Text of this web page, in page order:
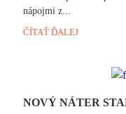
nápojmi z...
ČÍTAŤ ĎALEJ
NOVÝ NÁTER